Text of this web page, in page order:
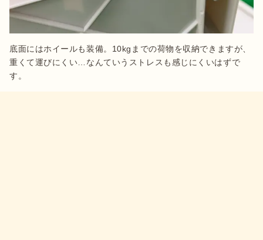
底面にはホイールも装備。10kgまでの荷物を収納できますが、
重くて運びにくい…なんていうストレスも感じにくいはずで
す。